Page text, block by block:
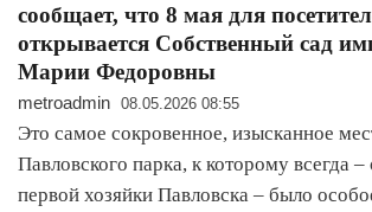
сообщает, что 8 мая для
открывается Собственный сад
Марии Федоровны
metroadmin 08.05.2026 08:55
Это самое сокровенное, изысканное
Павловского парка, к которому всегда
первой хозяйки Павловска – было